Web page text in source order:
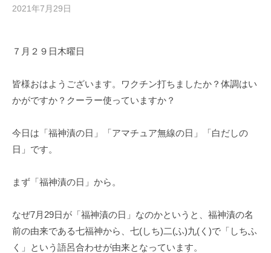
2021年7月29日
i
a
s
y
a
の
メ
ン
７月２９日木曜日
皆様おはようございます。ワクチン打ちましたか？体調はい
かがですか？クーラー使っていますか？
今日は「福神漬の日」「アマチュア無線の日」「白だしの
日」です。
まず「福神漬の日」から。
なぜ7月29日が「福神漬の日」なのかというと、福神漬の名
前の由来である七福神から、七(しち)二(ふ)九(く)で「しちふ
く」という語呂合わせが由来となっています。